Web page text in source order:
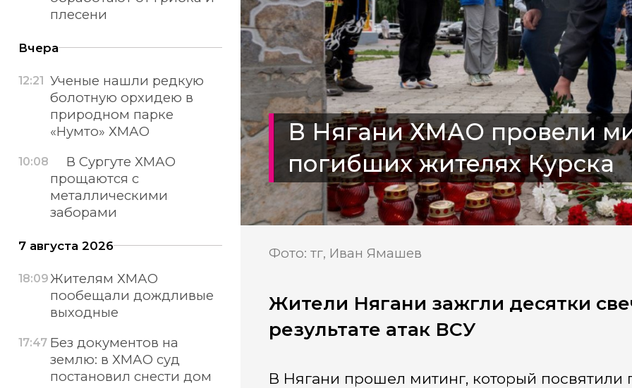
В Нягани ХМАО провели
погибших жителях Курска
Фото: тг, Иван Ямашев
Жители Нягани зажгли десятки
результате атак ВСУ
В Нягани прошел митинг, который
плесени
Вчера
12:21 Ученые нашли редкую
болотную орхидею в
природном парке
«Нумто» ХМАО
10:08
В Сургуте ХМАО
прощаются с
металлическими
заборами
7 августа 2026
18:09Жителям ХМАО
пообещали дождливые
выходные
17:47 Без документов на
землю: в ХМАО суд
постановил снести дом